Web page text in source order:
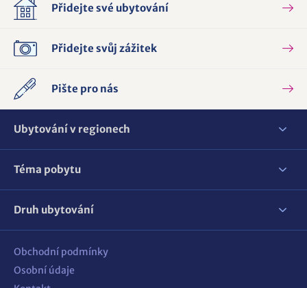
Přidejte své ubytování
Přidejte svůj zážitek
Pište pro nás
Ubytování v regionech
Téma pobytu
Druh ubytování
Obchodní podmínky
Osobní údaje